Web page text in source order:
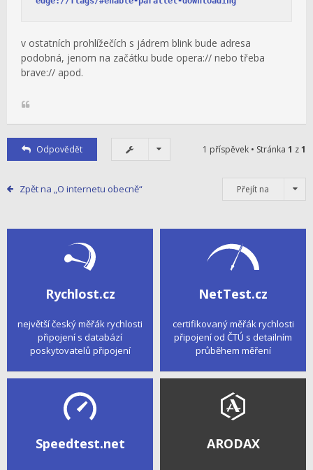
v ostatních prohlížečích s jádrem blink bude adresa
podobná, jenom na začátku bude opera:// nebo třeba
brave:// apod.
Odpovědět 1 příspěvek • Stránka 1 z1
Zpět na „O internetu obecně“ Přejít na
Rychlost.cz
největší český měřák rychlosti
připojení s databází
poskytovatelů připojení
NetTest.cz
certifikovaný měřák rychlosti
připojení od ČTÚ s detailním
průběhem měření
Speedtest.net ARODAX